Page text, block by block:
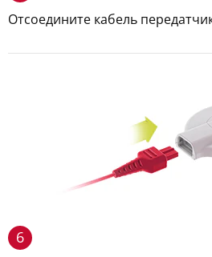
Отсоедините кабель
6